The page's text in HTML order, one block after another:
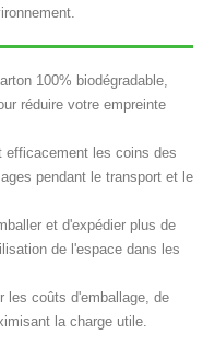
100% biodégradable,
réduire votre empreinte
efficacement les coins des
pendant le transport et le
et d'expédier plus de
de l'espace dans les
les coûts d'emballage, de
la charge utile.